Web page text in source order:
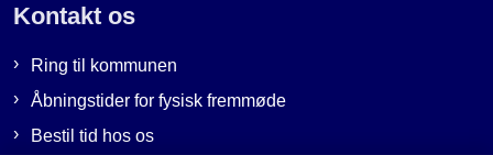
Kontakt os
Ring til kommunen
Åbningstider for fysisk fremmøde
Bestil tid hos os